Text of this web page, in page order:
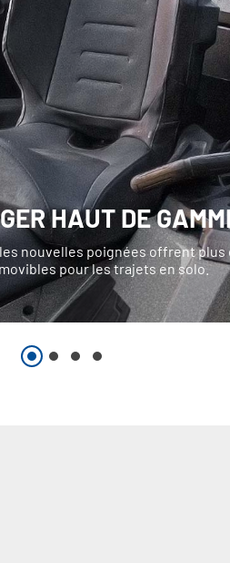
HAUT DE
nouvelles poignées offrent plus
pour les trajets en solo.